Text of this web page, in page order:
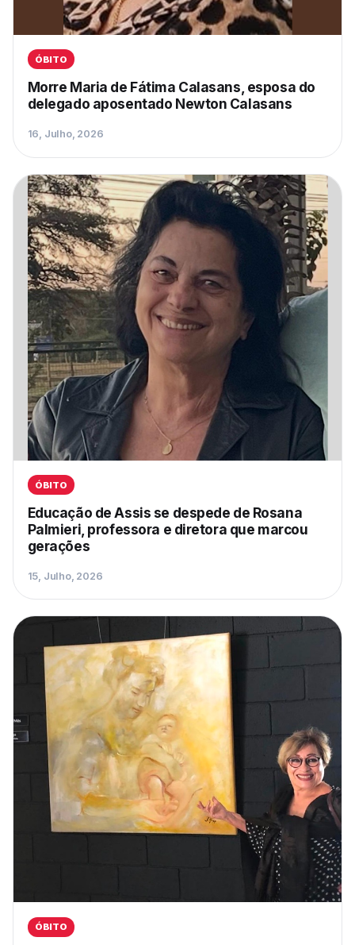
ÓBITO
Morre Maria de Fátima Calasans, esposa do
delegado aposentado Newton Calasans
16, Julho, 2026
ÓBITO
Educação de Assis se despede de Rosana
Palmieri, professora e diretora que marcou
gerações
15, Julho, 2026
ÓBITO